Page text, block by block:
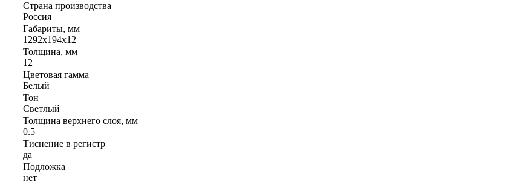
Страна производства
Россия
Габариты, мм
1292x194x12
Толщина, мм
12
Цветовая гамма
Белый
Тон
Светлый
Толщина верхнего слоя, мм
0.5
Тиснение в регистр
да
Подложка
нет